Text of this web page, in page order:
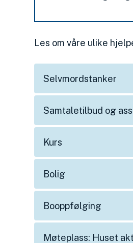
Les om våre ulike
Selvmordstanker
Samtaletilbud og
Kurs
Bolig
Booppfølging
Møteplass: Huset